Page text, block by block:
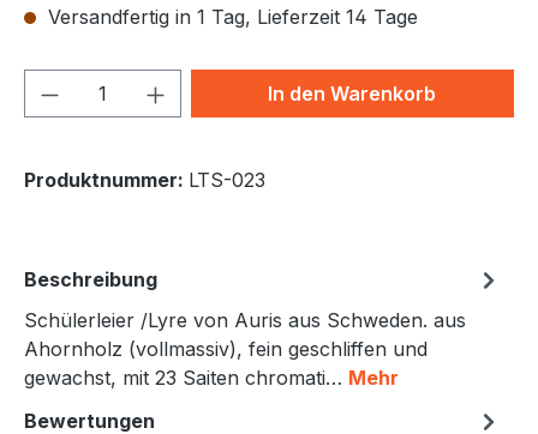
Versandfertig in 1 Tag, Lieferzeit 14 Tage
Produkt Anzahl: Gib denIn den Warenkorb
Produktnummer: LTS-023
Beschreibung
Schülerleier /Lyre von Auris aus Schweden. aus
Ahornholz (vollmassiv), fein geschliffen und
gewachst, mit 23 Saiten chromati… Mehr
Bewertungen